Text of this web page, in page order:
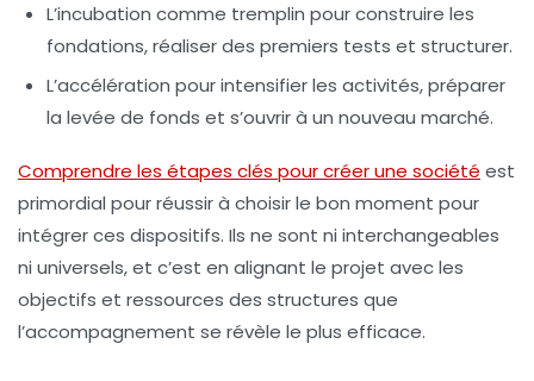
L’incubation comme tremplin pour construire les
fondations, réaliser des premiers tests et structurer.
L’accélération pour intensifier les activités, préparer
la levée de fonds et s’ouvrir à un nouveau marché.
Comprendre les étapes clés pour créer une société est
primordial pour réussir à choisir le bon moment pour
intégrer ces dispositifs. Ils ne sont ni interchangeables
ni universels, et c’est en alignant le projet avec les
objectifs et ressources des structures que
l’accompagnement se révèle le plus efficace.